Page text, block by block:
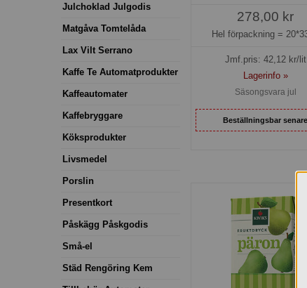
Julchoklad Julgodis
Matgåva Tomtelåda
Lax Vilt Serrano
Kaffe Te Automatprodukter
Kaffeautomater
Kaffebryggare
Köksprodukter
Livsmedel
Porslin
Presentkort
Påskägg Påskgodis
Små-el
Städ Rengöring Kem
278,00 kr
Hel förpackning =
Jmf.pris: 42,12kr/lit
Lagerinfo »
Säsongsvara jul
Beställningsbar senare